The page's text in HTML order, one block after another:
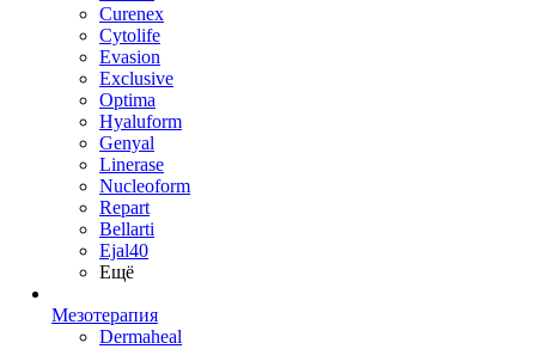
Curenex
Cytolife
Evasion
Exclusive
Optima
Hyaluform
Genyal
Linerase
Nucleoform
Repart
Bellarti
Ejal40
Ещё
Мезотерапия
Dermaheal